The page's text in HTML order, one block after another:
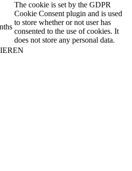
The cookie is set by the GDPR
Cookie Consent plugin and is used
to store whether or not user has
consented to the use of cookies. It
does not store any personal data.